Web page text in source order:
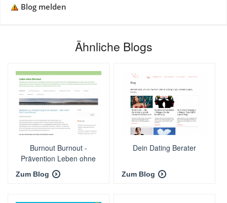
Blog melden
Ähnliche Blogs
Burnout Burnout -
Prävention Leben ohne
Burnout
Zum Blog
Dein Dating Berater
Zum Blog